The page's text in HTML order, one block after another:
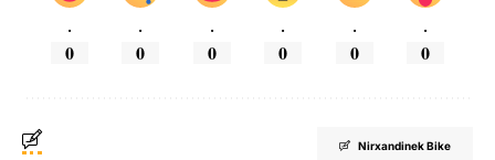
.
0
.
0
.
0
.
0
.
0
.
0
Nirxandinek Bike